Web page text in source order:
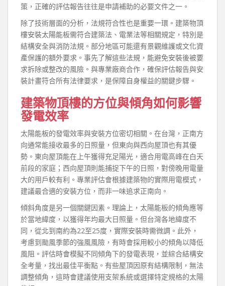
策，正確的評估報告往往是申請補助的必要文件之一。
除了技術層面的分析，法規符合性也是重要一環。建築物頂
樓安裝太陽能板需符合建築法、電業法等相關規定，特別是
結構安全與消防法規。部分地區可能還有景觀維護或文化資
產保護的額外要求。事先了解這些法規，能避免安裝後被要
求拆除或整改的風險。與專業廠商合作，確保評估報告與安
裝計畫符合所有法律要求，是保障自身權益的關鍵步驟。
建築物頂樓的方位與傾角如何影響
發電效率
太陽能板的發電效率與安裝方位密切相關。在台灣，正南方
向通常能接收最多的日照量，但東向與西向屋頂也有其優
勢。東向屋頂能在上午獲得充足陽光，適合用電高峰在白天
前段的家庭；西向屋頂則能捕捉下午的日照，對傍晚用電量
大的用戶較有利。專業評估會根據建築物的實際用電模式，
建議最合適的安裝方位，而非一味追求正南向。
傾斜角度是另一個關鍵因素。理論上，太陽能板的傾角應等
於當地緯度，以獲得年均最大日照量。但台灣各地緯度不
同，從北到南約為22至25度，實際安裝時需微調。此外，
考慮到颱風季節的強風風險，有時會採用較小的傾角以降低
風阻。評估時會模擬不同傾角下的發電表現，並綜合結構安
全考量，找出最佳平衡點。有些屋頂因原有結構限制，無法
調整傾角，這時會建議使用支架系統或選擇特定規格的太陽